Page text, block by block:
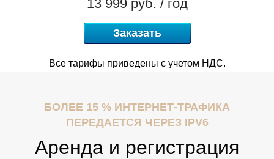
13 999 руб. / год
Заказать
Все тарифы приведены с учетом НДС.
БОЛЕЕ 15 % ИНТЕРНЕТ-ТРАФИКА
ПЕРЕДАЕТСЯ ЧЕРЕЗ IPV6
Аренда и регистрация